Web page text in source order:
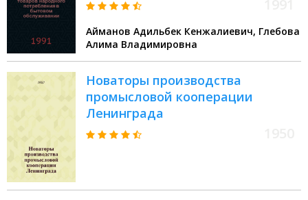
Айманов Адильбек Кенжалиевич, Глебова
Алима Владимировна
Новаторы производства
промысловой кооперации
Ленинграда